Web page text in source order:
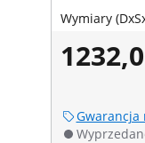
Wymiary
Gwarancja